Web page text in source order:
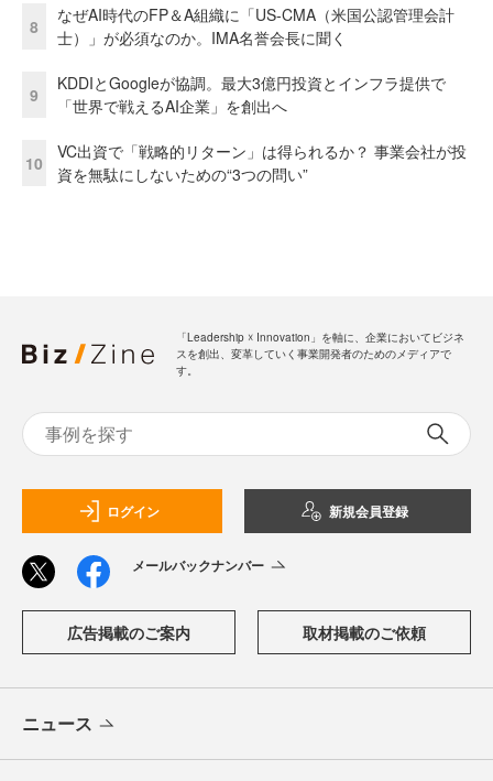
8
なぜAI時代のFP＆A組織に「US-CMA（米国公認管理会計
士）」が必須なのか。IMA名誉会長に聞く
9
KDDIとGoogleが協調。最大3億円投資とインフラ提供で
「世界で戦えるAI企業」を創出へ
10
VC出資で「戦略的リターン」は得られるか？ 事業会社が投
資を無駄にしないための“3つの問い”
「Leadership ☓ Innovation」を軸に、企業においてビジネ
スを創出、変革していく事業開発者のためのメディアで
す。
ログイン 新規会員登録
メールバックナンバー
広告掲載のご案内 取材掲載のご依頼
ニュース